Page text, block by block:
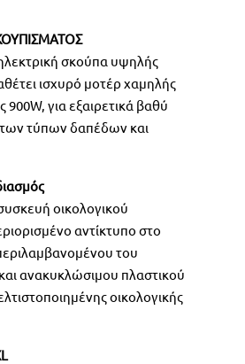
σκούπα υψηλής
ισχυρό μοτέρ χαμηλής
για εξαιρετικά βαθύ
τύπων δαπέδων και
οικολογικού
αντίκτυπο στο
του
ανακυκλώσιμου πλαστικού
οικολογικής